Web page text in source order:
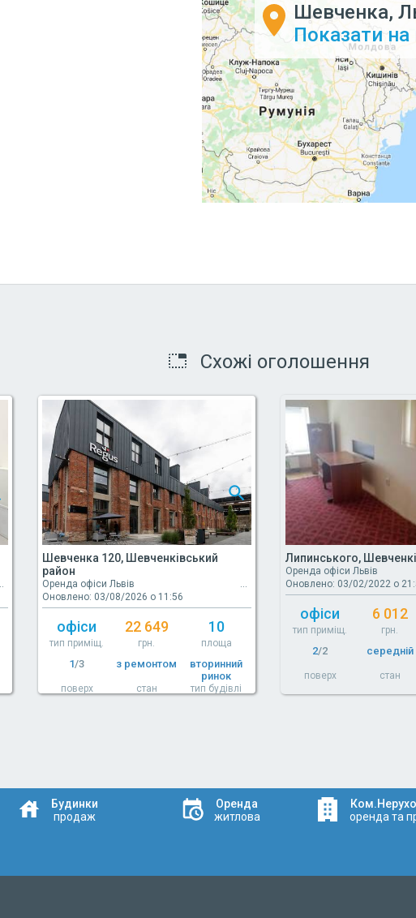
Шевченка,
Показати на
Схожі оголошення
Шевченка 120, Шевченківський
район
Оренда офіси Львів
Оновлено: 03/08/2026 о 11:56
офіси
тип приміщ.
22 649
грн.
10
площа
1/3
поверх
з ремонтом
стан
вторинний
ринок
тип будівлі
Липинського,
Оренда офіси Львів
Оновлено: 03/02/2022 о
офіси
тип приміщ.
6 012
грн.
2/2
поверх
середній
стан
Будинки
продаж
Оренда
житлова
оренда та